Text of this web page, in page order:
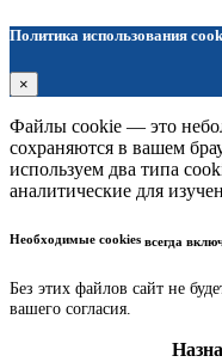
Политика использования
×
Файлы cookie — это
сохраняются в вашем
используем два типа
аналитические для
Необходимые cookies всегда
Без этих файлов сайт не
вашего согласия.